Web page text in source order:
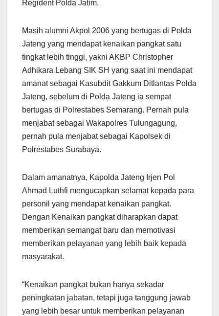
Regident Polda Jatim.
Masih alumni Akpol 2006 yang bertugas di Polda
Jateng yang mendapat kenaikan pangkat satu
tingkat lebih tinggi, yakni AKBP Christopher
Adhikara Lebang SIK SH yang saat ini mendapat
amanat sebagai Kasubdit Gakkum Ditlantas Polda
Jateng, sebelum di Polda Jateng ia sempat
bertugas di Polrestabes Semarang. Pernah pula
menjabat sebagai Wakapolres Tulungagung,
pernah pula menjabat sebagai Kapolsek di
Polrestabes Surabaya.
Dalam amanatnya, Kapolda Jateng Irjen Pol
Ahmad Luthfi mengucapkan selamat kepada para
personil yang mendapat kenaikan pangkat.
Dengan Kenaikan pangkat diharapkan dapat
memberikan semangat baru dan memotivasi
memberikan pelayanan yang lebih baik kepada
masyarakat.
“Kenaikan pangkat bukan hanya sekadar
peningkatan jabatan, tetapi juga tanggung jawab
yang lebih besar untuk memberikan pelayanan